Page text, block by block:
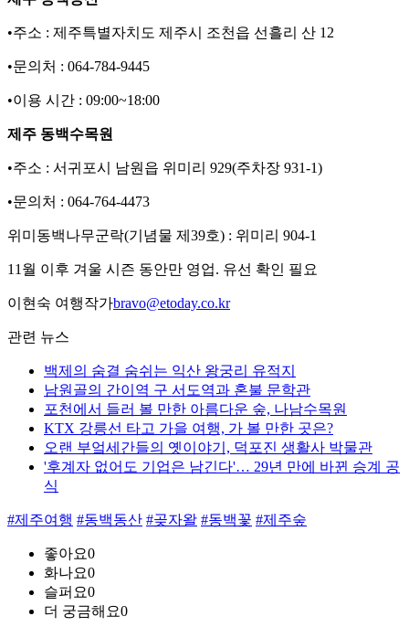
•주소 : 제주특별자치도 제주시 조천읍 선흘리 산 12
•문의처 : 064-784-9445
•이용 시간 : 09:00~18:00
제주 동백수목원
•주소 : 서귀포시 남원읍 위미리 929(주차장 931-1)
•문의처 : 064-764-4473
위미동백나무군락(기념물 제39호) : 위미리 904-1
11월 이후 겨울 시즌 동안만 영업. 유선 확인 필요
이현숙 여행작가bravo@etoday.co.kr
관련 뉴스
백제의 숨결 숨쉬는 익산 왕궁리 유적지
남원골의 간이역 구 서도역과 혼불 문학관
포천에서 들러 볼 만한 아름다운 숲, 나남수목원
KTX 강릉선 타고 가을 여행, 가 볼 만한 곳은?
오랜 부엌세간들의 옛이야기, 덕포진 생활사 박물관
'후계자 없어도 기업은 남긴다'… 29년 만에 바뀐 승계 공
식
#제주여행 #동백동산 #곶자왈 #동백꽃 #제주숲
좋아요0
화나요0
슬퍼요0
더 궁금해요0